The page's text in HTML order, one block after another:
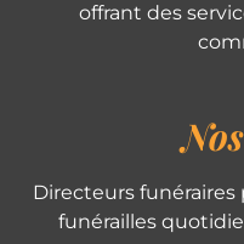
offrant des
Directeurs funéraires
funérailles